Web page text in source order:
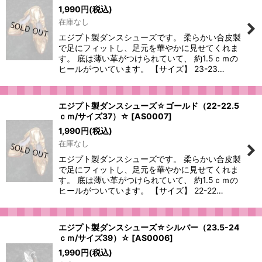
1,990円(税込)
在庫なし
エジプト製ダンスシューズです。 柔らかい合皮製
で足にフィットし、足元を華やかに見せてくれま
す。 底は薄い革がつけられていて、 約1.5ｃｍの
ヒールがついています。 【サイズ】 23-23…
エジプト製ダンスシューズ☆ゴールド（22-22.5
ｃｍ/サイズ37）☆ [AS0007]
1,990円(税込)
在庫なし
エジプト製ダンスシューズです。 柔らかい合皮製
で足にフィットし、足元を華やかに見せてくれま
す。 底は薄い革がつけられていて、 約1.5ｃｍの
ヒールがついています。 【サイズ】 22-22…
エジプト製ダンスシューズ☆シルバー（23.5-24
ｃｍ/サイズ39）☆ [AS0006]
1,990円(税込)